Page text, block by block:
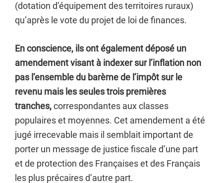
(dotation d’équipement des territoires ruraux)
qu’après le vote du projet de loi de finances.
En conscience, ils ont également déposé un
amendement visant à indexer sur l’inflation non
pas l’ensemble du barème de l’impôt sur le
revenu mais les seules trois premières
tranches,correspondantes aux classes
populaires et moyennes. Cet amendement a été
jugé irrecevable mais il semblait important de
porter un message de justice fiscale d’une part
et de protection des Françaises et des Français
les plus précaires d’autre part.